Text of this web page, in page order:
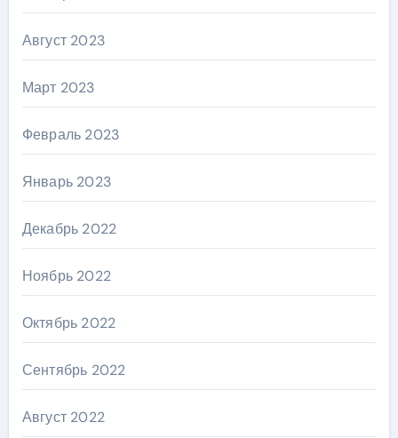
Август 2023
Март 2023
Февраль 2023
Январь 2023
Декабрь 2022
Ноябрь 2022
Октябрь 2022
Сентябрь 2022
Август 2022